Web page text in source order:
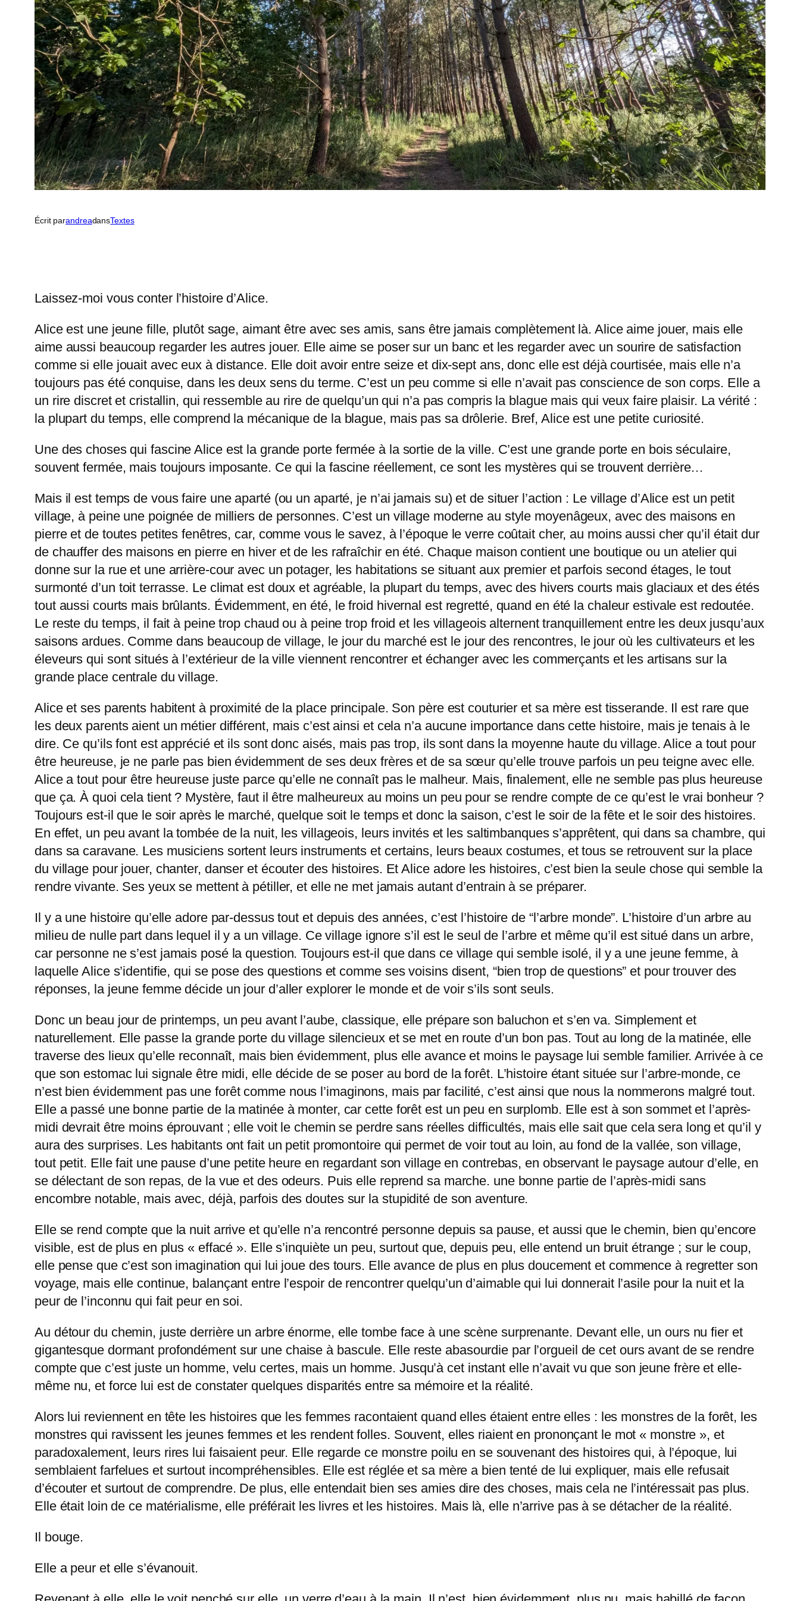
Écrit parandreadansTextes
Laissez-moi vous conter l’histoire d’Alice.
Alice est une jeune fille, plutôt sage, aimant être avec ses amis, sans être jamais complètement là. Alice aime jouer, mais elle
aime aussi beaucoup regarder les autres jouer. Elle aime se poser sur un banc et les regarder avec un sourire de satisfaction
comme si elle jouait avec eux à distance. Elle doit avoir entre seize et dix-sept ans, donc elle est déjà courtisée, mais elle n’a
toujours pas été conquise, dans les deux sens du terme. C’est un peu comme si elle n’avait pas conscience de son corps. Elle a
un rire discret et cristallin, qui ressemble au rire de quelqu’un qui n’a pas compris la blague mais qui veux faire plaisir. La vérité :
la plupart du temps, elle comprend la mécanique de la blague, mais pas sa drôlerie. Bref, Alice est une petite curiosité.
Une des choses qui fascine Alice est la grande porte fermée à la sortie de la ville. C’est une grande porte en bois séculaire,
souvent fermée, mais toujours imposante. Ce qui la fascine réellement, ce sont les mystères qui se trouvent derrière…
Mais il est temps de vous faire une aparté (ou un aparté, je n’ai jamais su) et de situer l’action : Le village d’Alice est un petit
village, à peine une poignée de milliers de personnes. C’est un village moderne au style moyenâgeux, avec des maisons en
pierre et de toutes petites fenêtres, car, comme vous le savez, à l’époque le verre coûtait cher, au moins aussi cher qu’il était dur
de chauffer des maisons en pierre en hiver et de les rafraîchir en été. Chaque maison contient une boutique ou un atelier qui
donne sur la rue et une arrière-cour avec un potager, les habitations se situant aux premier et parfois second étages, le tout
surmonté d’un toit terrasse. Le climat est doux et agréable, la plupart du temps, avec des hivers courts mais glaciaux et des étés
tout aussi courts mais brûlants. Évidemment, en été, le froid hivernal est regretté, quand en été la chaleur estivale est redoutée.
Le reste du temps, il fait à peine trop chaud ou à peine trop froid et les villageois alternent tranquillement entre les deux jusqu’aux
saisons ardues. Comme dans beaucoup de village, le jour du marché est le jour des rencontres, le jour où les cultivateurs et les
éleveurs qui sont situés à l’extérieur de la ville viennent rencontrer et échanger avec les commerçants et les artisans sur la
grande place centrale du village.
Alice et ses parents habitent à proximité de la place principale. Son père est couturier et sa mère est tisserande. Il est rare que
les deux parents aient un métier différent, mais c’est ainsi et cela n’a aucune importance dans cette histoire, mais je tenais à le
dire. Ce qu’ils font est apprécié et ils sont donc aisés, mais pas trop, ils sont dans la moyenne haute du village. Alice a tout pour
être heureuse, je ne parle pas bien évidemment de ses deux frères et de sa sœur qu’elle trouve parfois un peu teigne avec elle.
Alice a tout pour être heureuse juste parce qu’elle ne connaît pas le malheur. Mais, finalement, elle ne semble pas plus heureuse
que ça. À quoi cela tient ? Mystère, faut il être malheureux au moins un peu pour se rendre compte de ce qu’est le vrai bonheur ?
Toujours est-il que le soir après le marché, quelque soit le temps et donc la saison, c’est le soir de la fête et le soir des histoires.
En effet, un peu avant la tombée de la nuit, les villageois, leurs invités et les saltimbanques s’apprêtent, qui dans sa chambre, qui
dans sa caravane. Les musiciens sortent leurs instruments et certains, leurs beaux costumes, et tous se retrouvent sur la place
du village pour jouer, chanter, danser et écouter des histoires. Et Alice adore les histoires, c’est bien la seule chose qui semble la
rendre vivante. Ses yeux se mettent à pétiller, et elle ne met jamais autant d’entrain à se préparer.
Il y a une histoire qu’elle adore par-dessus tout et depuis des années, c’est l’histoire de “l’arbre monde”. L’histoire d’un arbre au
milieu de nulle part dans lequel il y a un village. Ce village ignore s’il est le seul de l’arbre et même qu’il est situé dans un arbre,
car personne ne s’est jamais posé la question. Toujours est-il que dans ce village qui semble isolé, il y a une jeune femme, à
laquelle Alice s’identifie, qui se pose des questions et comme ses voisins disent, “bien trop de questions” et pour trouver des
réponses, la jeune femme décide un jour d’aller explorer le monde et de voir s’ils sont seuls.
Donc un beau jour de printemps, un peu avant l’aube, classique, elle prépare son baluchon et s’en va. Simplement et
naturellement. Elle passe la grande porte du village silencieux et se met en route d’un bon pas. Tout au long de la matinée, elle
traverse des lieux qu’elle reconnaît, mais bien évidemment, plus elle avance et moins le paysage lui semble familier. Arrivée à ce
que son estomac lui signale être midi, elle décide de se poser au bord de la forêt. L’histoire étant située sur l’arbre-monde, ce
n’est bien évidemment pas une forêt comme nous l’imaginons, mais par facilité, c’est ainsi que nous la nommerons malgré tout.
Elle a passé une bonne partie de la matinée à monter, car cette forêt est un peu en surplomb. Elle est à son sommet et l’après-
midi devrait être moins éprouvant ; elle voit le chemin se perdre sans réelles difficultés, mais elle sait que cela sera long et qu’il y
aura des surprises. Les habitants ont fait un petit promontoire qui permet de voir tout au loin, au fond de la vallée, son village,
tout petit. Elle fait une pause d’une petite heure en regardant son village en contrebas, en observant le paysage autour d’elle, en
se délectant de son repas, de la vue et des odeurs. Puis elle reprend sa marche. une bonne partie de l’après-midi sans
encombre notable, mais avec, déjà, parfois des doutes sur la stupidité de son aventure.
Elle se rend compte que la nuit arrive et qu’elle n’a rencontré personne depuis sa pause, et aussi que le chemin, bien qu’encore
visible, est de plus en plus « effacé ». Elle s’inquiète un peu, surtout que, depuis peu, elle entend un bruit étrange ; sur le coup,
elle pense que c’est son imagination qui lui joue des tours. Elle avance de plus en plus doucement et commence à regretter son
voyage, mais elle continue, balançant entre l’espoir de rencontrer quelqu’un d’aimable qui lui donnerait l’asile pour la nuit et la
peur de l’inconnu qui fait peur en soi.
Au détour du chemin, juste derrière un arbre énorme, elle tombe face à une scène surprenante. Devant elle, un ours nu fier et
gigantesque dormant profondément sur une chaise à bascule. Elle reste abasourdie par l’orgueil de cet ours avant de se rendre
compte que c’est juste un homme, velu certes, mais un homme. Jusqu’à cet instant elle n’avait vu que son jeune frère et elle-
même nu, et force lui est de constater quelques disparités entre sa mémoire et la réalité.
Alors lui reviennent en tête les histoires que les femmes racontaient quand elles étaient entre elles : les monstres de la forêt, les
monstres qui ravissent les jeunes femmes et les rendent folles. Souvent, elles riaient en prononçant le mot « monstre », et
paradoxalement, leurs rires lui faisaient peur. Elle regarde ce monstre poilu en se souvenant des histoires qui, à l’époque, lui
semblaient farfelues et surtout incompréhensibles. Elle est réglée et sa mère a bien tenté de lui expliquer, mais elle refusait
d’écouter et surtout de comprendre. De plus, elle entendait bien ses amies dire des choses, mais cela ne l’intéressait pas plus.
Elle était loin de ce matérialisme, elle préférait les livres et les histoires. Mais là, elle n’arrive pas à se détacher de la réalité.
Il bouge.
Elle a peur et elle s’évanouit.